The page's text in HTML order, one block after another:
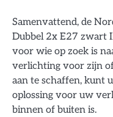
Samenvattend, de
Dubbel 2x E27 zwart
voor wie op zoek is
verlichting voor zijn
aan te schaffen, kunt
oplossing voor uw
binnen of buiten is.